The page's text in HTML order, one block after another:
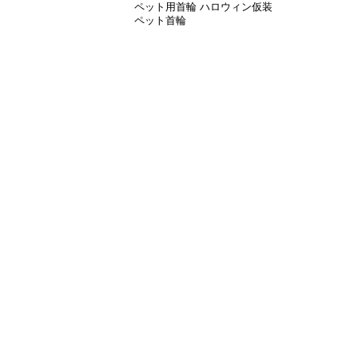
ペット用首輪 ハロウィン仮装
ペット首輪